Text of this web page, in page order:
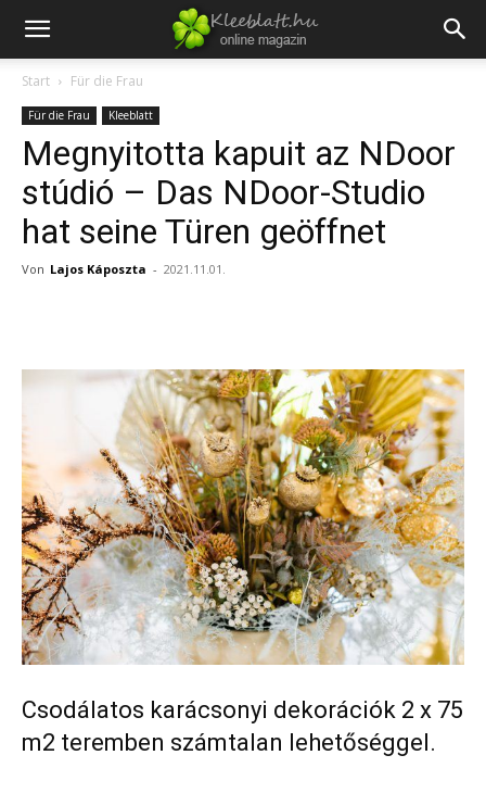
Start Für die Frau
Für die Frau Kleeblatt
Megnyitotta kapuit az NDoor
stúdió – Das NDoor-Studio
hat seine Türen geöffnet
Von Lajos Káposzta - 2021.11.01.
Csodálatos karácsonyi dekorációk 2 x 75
m2 teremben számtalan lehetőséggel.